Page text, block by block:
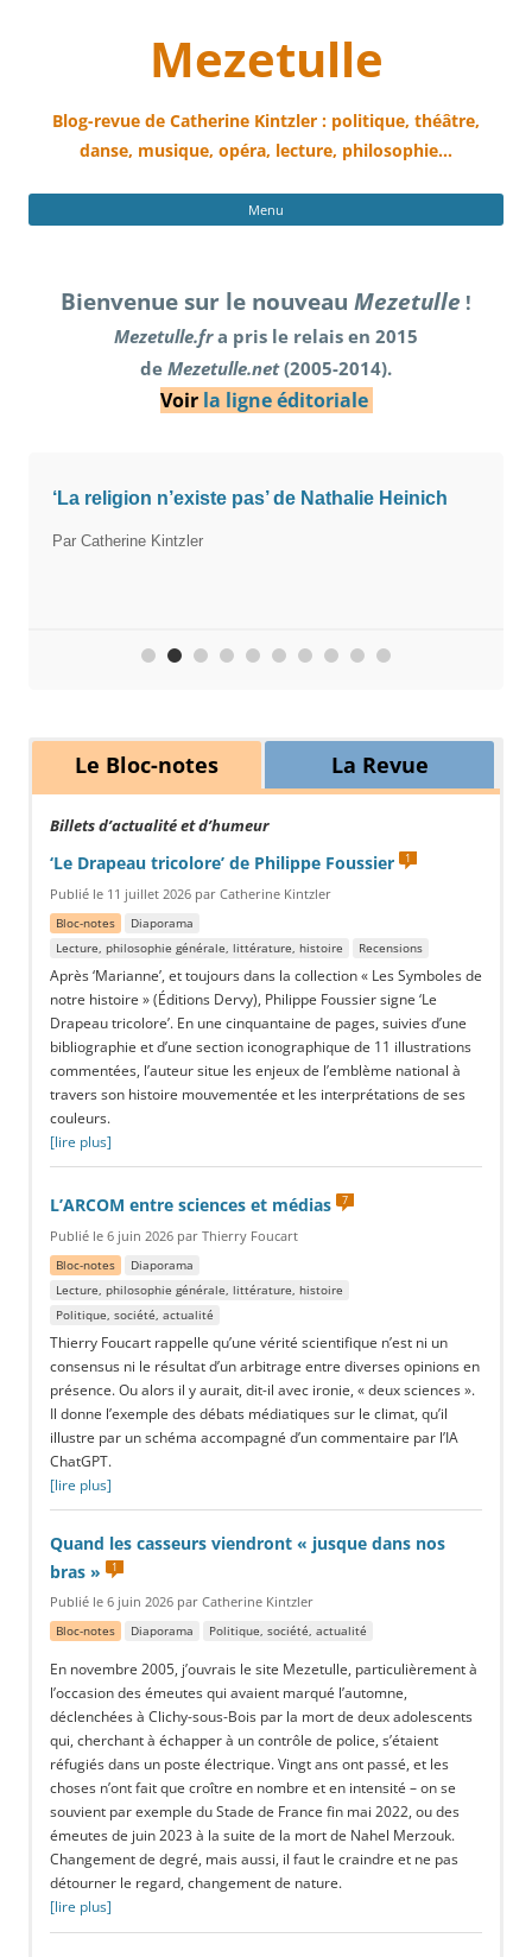
Mezetulle
Blog-revue de Catherine Kintzler : politique, théâtre,
danse, musique, opéra, lecture, philosophie…
Menu
Bienvenue sur le nouveau Mezetulle !
Mezetulle.fra pris le relais en 2015
de Mezetulle.net(2005-2014).
Voir la ligne éditoriale
‘La religion n’existe pas’ de Nathalie Heinich
Par Catherine Kintzler
Le Bloc-notes La Revue
Billets d’actualité et d’humeur
‘Le Drapeau tricolore’ de Philippe Foussier 1
Publié le 11 juillet 2026 par Catherine Kintzler
Bloc-notes
Diaporama
Lecture, philosophie générale, littérature, histoire
Recensions
Après ‘Marianne’, et toujours dans la collection « Les Symboles de
notre histoire » (Éditions Dervy), Philippe Foussier signe ‘Le
Drapeau tricolore’. En une cinquantaine de pages, suivies d’une
bibliographie et d’une section iconographique de 11 illustrations
commentées, l’auteur situe les enjeux de l’emblème national à
travers son histoire mouvementée et les interprétations de ses
couleurs.
[lire plus]
L’ARCOM entre sciences et médias 7
Publié le 6 juin 2026 par Thierry Foucart
Bloc-notes
Diaporama
Lecture, philosophie générale, littérature, histoire
Politique, société, actualité
Thierry Foucart rappelle qu’une vérité scientifique n’est ni un
consensus ni le résultat d’un arbitrage entre diverses opinions en
présence. Ou alors il y aurait, dit-il avec ironie, « deux sciences ».
Il donne l’exemple des débats médiatiques sur le climat, qu’il
illustre par un schéma accompagné d’un commentaire par l’IA
ChatGPT.
[lire plus]
Quand les casseurs viendront « jusque dans nos
bras »
1
Publié le 6 juin 2026 par Catherine Kintzler
Bloc-notes Diaporama Politique, société, actualité
En novembre 2005, j’ouvrais le site Mezetulle, particulièrement à
l’occasion des émeutes qui avaient marqué l’automne,
déclenchées à Clichy-sous-Bois par la mort de deux adolescents
qui, cherchant à échapper à un contrôle de police, s’étaient
réfugiés dans un poste électrique. Vingt ans ont passé, et les
choses n’ont fait que croître en nombre et en intensité – on se
souvient par exemple du Stade de France fin mai 2022, ou des
émeutes de juin 2023 à la suite de la mort de Nahel Merzouk.
Changement de degré, mais aussi, il faut le craindre et ne pas
détourner le regard, changement de nature.
[lire plus]